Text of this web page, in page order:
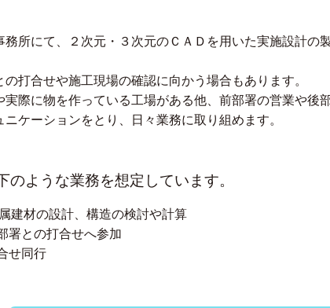
所にて、２次元・３次元のＣＡＤを用いた実施設計の
打合せや施工現場の確認に向かう場合もあります。
際に物を作っている工場がある他、前部署の営業や後
ケーションをとり、日々業務に取り組めます。
のような業務を想定しています。
建材の設計、構造の検討や計算
署との打合せへ参加
せ同行